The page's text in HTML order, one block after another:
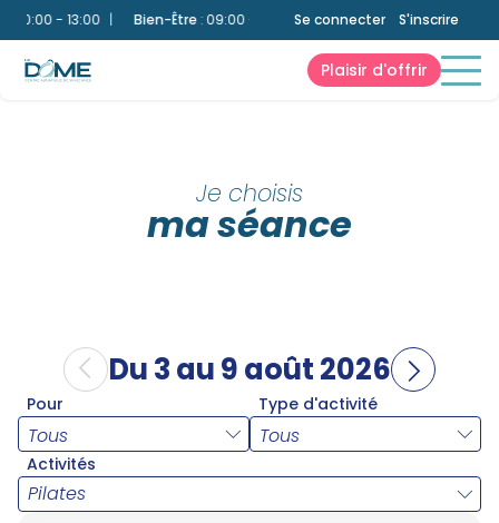
- 13:00 | Bien-Être:09:00 - 21:00 Bassin Ludique:10:00 -
Se connecter S'inscrire
Plaisir d'offrir
Je choisis
ma séance
Du 3 au 9 août 2026
Pour Type d'activité
Activités
Pilates